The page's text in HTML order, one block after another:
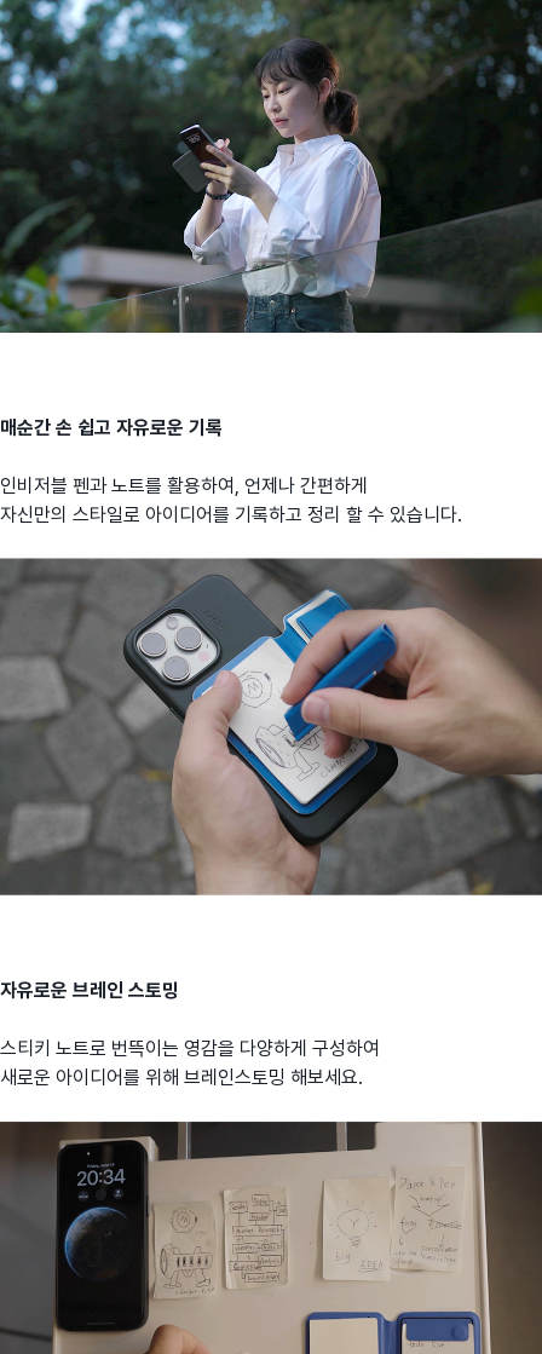
매순간 손 쉽고 자유로운 기록
인비저블 펜과 노트를 활용하여, 언제나 간편하게
자신만의 스타일로 아이디어를 기록하고 정리 할 수 있습니다.
자유로운 브레인 스토밍
스티키 노트로 번뜩이는 영감을 다양하게 구성하여
새로운 아이디어를 위해 브레인스토밍 해보세요.